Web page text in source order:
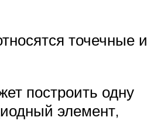
точечные и
построить одну
элемент,